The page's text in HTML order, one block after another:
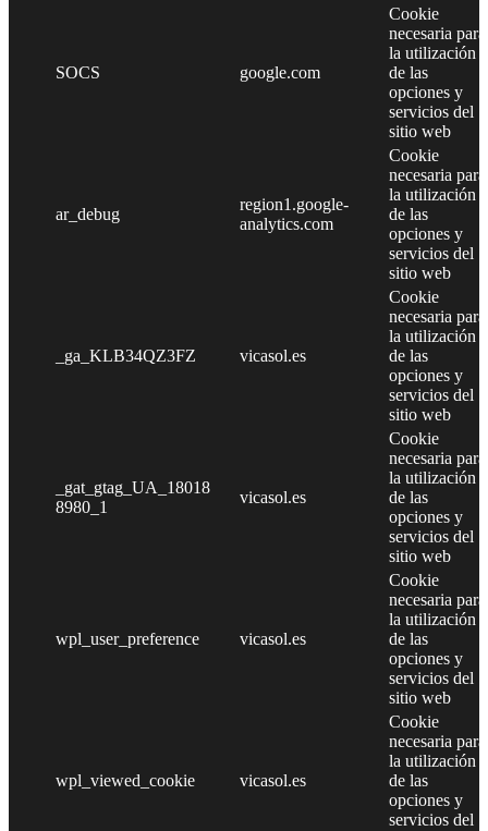
SOCS google.com
Cookie
necesaria para
la utilización
de las
opciones y
servicios del
sitio web
ar_debug
region1.google-
analytics.com
Cookie
necesaria para
la utilización
de las
opciones y
servicios del
sitio web
_ga_KLB34QZ3FZ vicasol.es
Cookie
necesaria para
la utilización
de las
opciones y
servicios del
sitio web
_gat_gtag_UA_18018
8980_1
vicasol.es
Cookie
necesaria para
la utilización
de las
opciones y
servicios del
sitio web
wpl_user_preference vicasol.es
Cookie
necesaria para
la utilización
de las
opciones y
servicios del
sitio web
wpl_viewed_cookie vicasol.es
Cookie
necesaria para
la utilización
de las
opciones y
servicios del